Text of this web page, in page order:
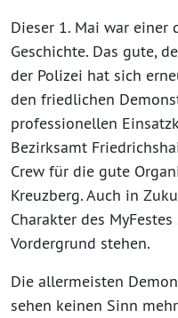
Dieser 1. Mai war
Geschichte. Das gute,
der Polizei hat sich
den friedlichen
professionellen
Bezirksamt
Crew für die gute
Kreuzberg. Auch in
Charakter des
Vordergrund stehen.
Die allermeisten
sehen keinen Sinn